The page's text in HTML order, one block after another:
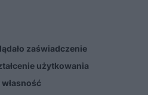
zaświadczenie
użytkowania